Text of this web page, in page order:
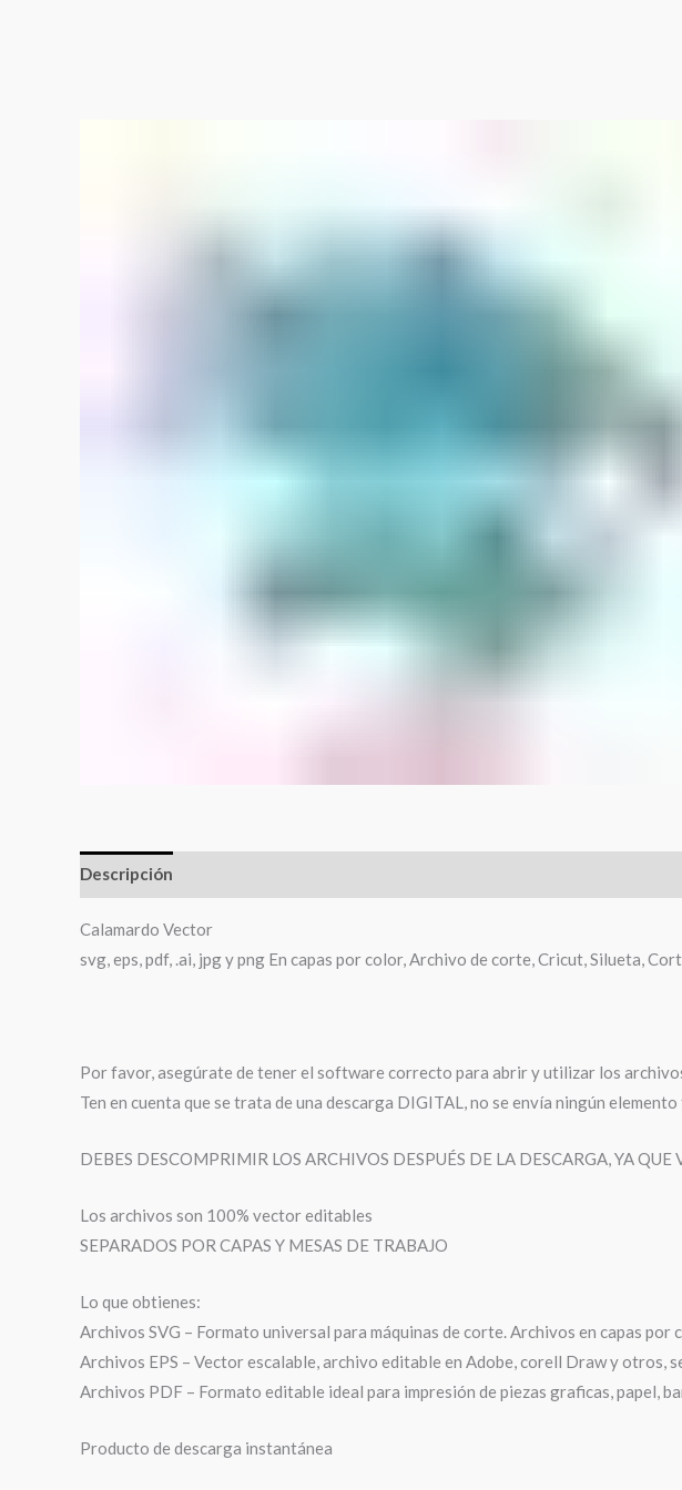
Descripción
Calamardo Vector
svg, eps, pdf, .ai, jpg y png En capas por color, Archivo de corte, Cricut, Silueta,
Por favor, asegúrate de tener el software correcto para abrir y utilizar los
Ten en cuenta que se trata de una descarga DIGITAL, no se envía ningún
DEBES DESCOMPRIMIR LOS ARCHIVOS DESPUÉS DE LA DESCARGA, YA QUE
Los archivos son 100% vector editables
SEPARADOS POR CAPAS Y MESAS DE TRABAJO
Lo que obtienes:
Archivos SVG – Formato universal para máquinas de corte. Archivos en capas
Archivos EPS – Vector escalable, archivo editable en Adobe, corell Draw y otros,
Archivos PDF – Formato editable ideal para impresión de piezas graficas, papel,
Producto de descarga instantánea